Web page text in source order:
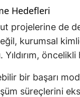
Hedefleri
projelerine de
kurumsal
bir başarı
süreçlerini